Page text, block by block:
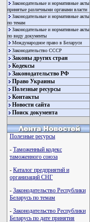
Законодательные и нормативные акты
принятые различными органами власти
Законодательные и нормативные акты
по темам
Законодательные и нормативные акты
по виду документы
Международное право в Беларуси
Законодательство СССР
Законы других стран
Кодексы
Законодательство РФ
Право Украины
Полезные ресурсы
Контакты
Новости сайта
Поиск документа
Полезные ресурсы
- Таможенный кодекс
таможенного союза
- Каталог предприятий и
организаций СНГ
- Законодательство Республики
Беларусь по темам
- Законодательство Республики
Беларусь по дате принятия